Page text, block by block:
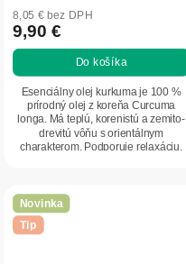
8,05 € bez DPH
9,90 €
Do košíka
Esenciálny olej kurkuma je 100 %
prírodný olej z koreňa Curcuma
longa. Má teplú, korenistú a zemito-
drevitú vôňu s orientálnym
charakterom. Podporuje relaxáciu,
Novinka
Tip